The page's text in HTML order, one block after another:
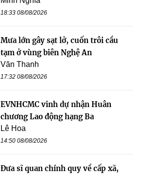
18:33 08/08/2026
Mưa lớn gây sạt lở, cuốn trôi cầu
tạm ở vùng biên Nghệ An
Văn Thanh
17:32 08/08/2026
EVNHCMC vinh dự nhận Huân
chương Lao động hạng Ba
Lê Hoa
14:50 08/08/2026
Đưa sĩ quan chính quy về cấp xã,